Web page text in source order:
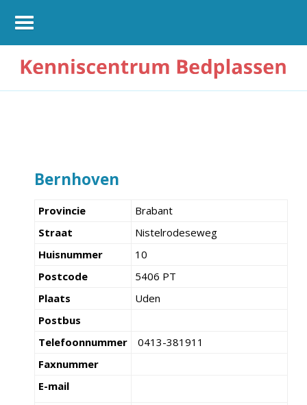
Bernhoven
Provincie
Brabant
Straat
Nistelrodeseweg
Huisnummer
10
Postcode
5406 PT
Plaats
Uden
Postbus
Telefoonnummer
0413-381911
Faxnummer
E-mail